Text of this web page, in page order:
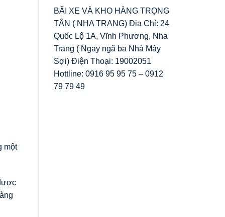
một
BÃI XE VÀ KHO HÀNG TRỌNG
TẤN ( NHA TRANG) Địa Chỉ: 24
Quốc Lộ 1A, Vĩnh Phương, Nha
Trang ( Ngay ngã ba Nhà Máy
Sợi) Điện Thoại: 19002051
Hottline: 0916 95 95 75 – 0912
79 79 49